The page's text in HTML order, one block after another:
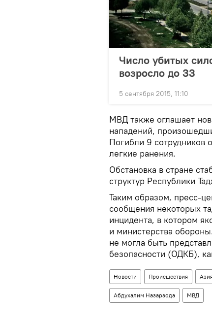
Число убитых
возросло до 33
5 сентября 2015, 11:10
МВД также оглашает
нападений,
Погибли 9 сотрудников
легкие ранения.
Обстановка в стране
структур Республики
Таким образом, пресс-
сообщения некоторых
инцидента, в котором
и министерства
не могла быть
безопасности (ОДКБ),
Новости Происшествия
Абдухалим Назарзода МВД